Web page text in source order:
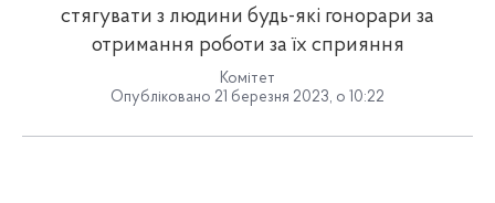
стягувати з людини будь-які гонорари за
отримання роботи за їх сприяння
Комітет
Опубліковано 21 березня 2023, о 10:22